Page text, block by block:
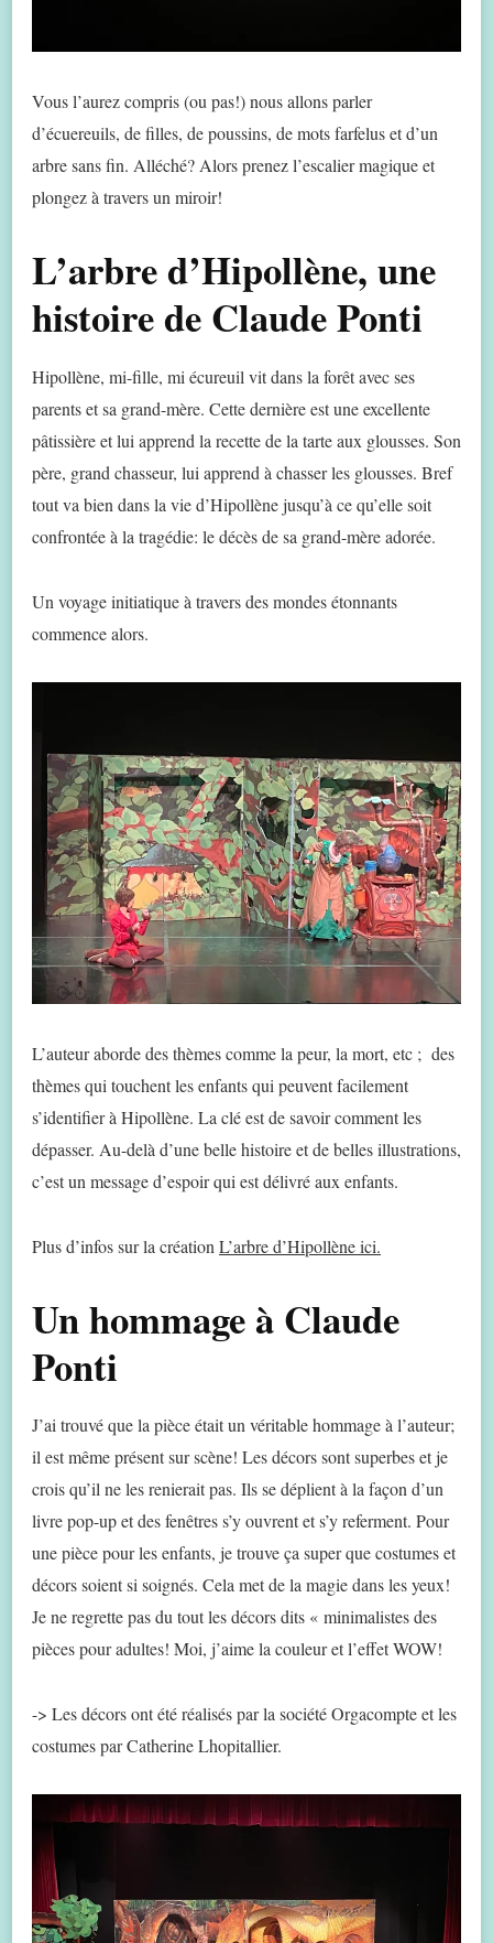
Vous l’aurez compris (ou pas!) nous allons parler
d’écuereuils, de filles, de poussins, de mots farfelus et d’un
arbre sans fin. Alléché? Alors prenez l’escalier magique et
plongez à travers un miroir!
L’arbre d’Hipollène, une
histoire de Claude Ponti
Hipollène, mi-fille, mi écureuil vit dans la forêt avec ses
parents et sa grand-mère. Cette dernière est une excellente
pâtissière et lui apprend la recette de la tarte aux glousses. Son
père, grand chasseur, lui apprend à chasser les glousses. Bref
tout va bien dans la vie d’Hipollène jusqu’à ce qu’elle soit
confrontée à la tragédie: le décès de sa grand-mère adorée.
Un voyage initiatique à travers des mondes étonnants
commence alors.
L’auteur aborde des thèmes comme la peur, la mort, etc ; des
thèmes qui touchent les enfants qui peuvent facilement
s’identifier à Hipollène. La clé est de savoir comment les
dépasser. Au-delà d’une belle histoire et de belles illustrations,
c’est un message d’espoir qui est délivré aux enfants.
Plus d’infos sur la création L’arbre d’Hipollène ici.
Un hommage à Claude
Ponti
J’ai trouvé que la pièce était un véritable hommage à l’auteur;
il est même présent sur scène! Les décors sont superbes et je
crois qu’il ne les renierait pas. Ils se déplient à la façon d’un
livre pop-up et des fenêtres s’y ouvrent et s’y referment. Pour
une pièce pour les enfants, je trouve ça super que costumes et
décors soient si soignés. Cela met de la magie dans les yeux!
Je ne regrette pas du tout les décors dits « minimalistes des
pièces pour adultes! Moi, j’aime la couleur et l’effet WOW!
-> Les décors ont été réalisés par la société Orgacompte et les
costumes par Catherine Lhopitallier.